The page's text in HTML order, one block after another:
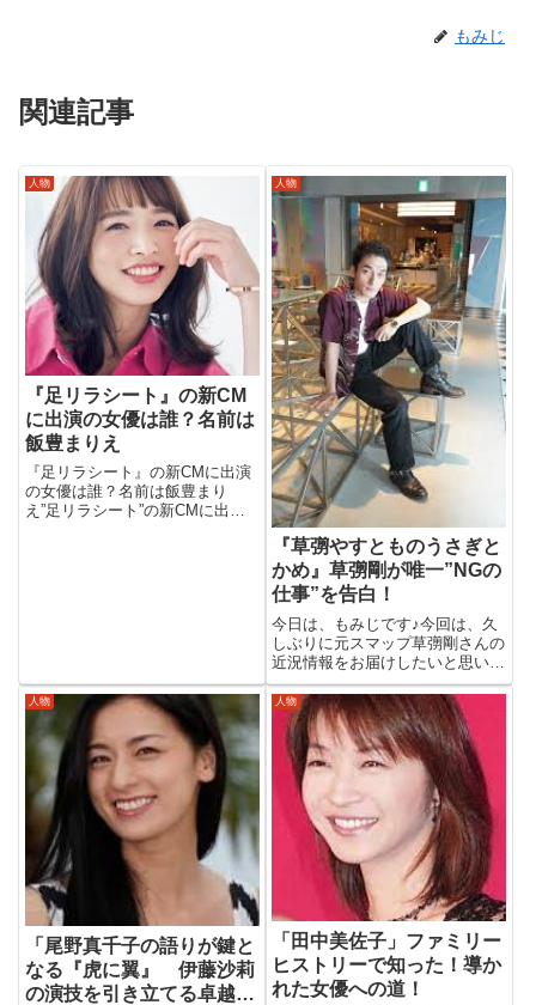
もみじ
関連記事
人物
『足リラシート』の新CM
に出演の女優は誰？名前は
飯豊まりえ
『足リラシート』の新CMに出演
の女優は誰？名前は飯豊まり
え”足リラシート”の新CMに出演
人物
『草彅やすとものうさぎと
かめ』草彅剛が唯一”NGの
仕事”を告白！
今日は、もみじです♪今回は、久
しぶりに元スマップ草彅剛さんの
近況情報をお届けしたいと思いま
す♪ある日の日曜日の昼下がりの
テレビから、ちょっと懐かしい感
じで、それでいて聞き覚えのある
声が聞こえてきました！もしかし
て、と、テレビを見るとなん
と”...
人物
「尾野真千子の語りが鍵と
なる『虎に翼』 伊藤沙莉
の演技を引き立てる卓越し
人物
「田中美佐子」ファミリー
ヒストリーで知った！導か
れた女優への道！